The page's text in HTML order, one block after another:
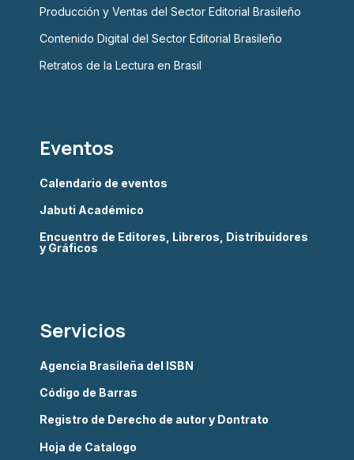
Producción y Ventas del Sector Editorial Brasileño
Contenido Digital del Sector Editorial Brasileño
Retratos de la Lectura en Brasil
Eventos
Calendario de eventos
Jabuti Académico
Encuentro de Editores, Libreros, Distribuidores
y Gráficos
Servicios
Agencia Brasileña del ISBN
Código de Barras
Registro de Derecho de autor y Dontrato
Hoja de Catalogo